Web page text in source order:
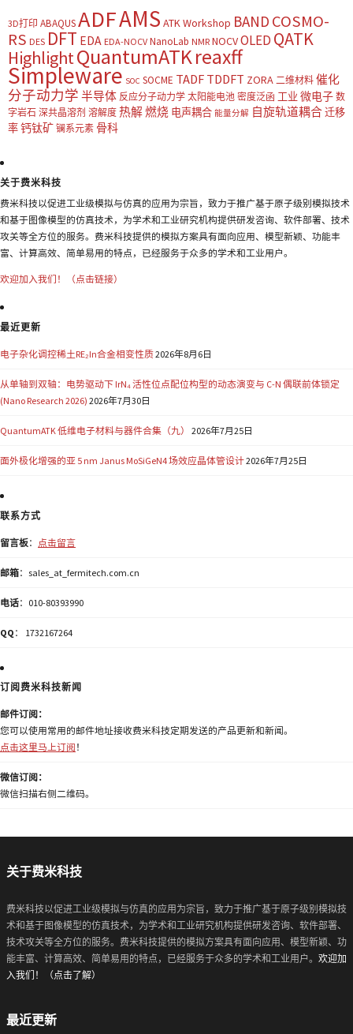
3D打印 ABAQUSADFAMS ATK Workshop BAND COSMO-
RS DES DFT EDA EDA-NOCV NanoLab NMR NOCVOLED QATK
HighlightQuantumATKreaxff
Simpleware SOC SOCME TADF TDDFT ZORA 二维材料 催化
分子动力学 半导体 反应分子动力学 太阳能电池 密度泛函 工业 微电子 数
字岩石 深共晶溶剂 溶解度 热解燃烧 电声耦合 能量分解 自旋轨道耦合迁移
率钙钛矿 镧系元素 骨科
关于费米科技
费米科技以促进工业级模拟与仿真的应用为宗旨，致力于推广基于原子级别模拟技术
和基于图像模型的仿真技术，为学术和工业研究机构提供研发咨询、软件部署、技术
攻关等全方位的服务。费米科技提供的模拟方案具有面向应用、模型新颖、功能丰
富、计算高效、简单易用的特点，已经服务于众多的学术和工业用户。
欢迎加入我们！（点击链接）
最近更新
电子杂化调控稀土RE₂In合金相变性质2026年8月6日
从单轴到双轴：电势驱动下 IrN₄ 活性位点配位构型的动态演变与 C-N 偶联前体锁定
(Nano Research 2026) 2026年7月30日
QuantumATK 低维电子材料与器件合集（九） 2026年7月25日
面外极化增强的亚 5 nm Janus MoSiGeN4 场效应晶体管设计2026年7月25日
联系方式
留言板： 点击留言
邮箱：sales_at_fermitech.com.cn
电话：010-80393990
QQ ： 1732167264
订阅费米科技新闻
邮件订阅：
您可以使用常用的邮件地址接收费米科技定期发送的产品更新和新闻。
点击这里马上订阅 ！
微信订阅：
微信扫描右侧二维码。
关于费米科技
费米科技以促进工业级模拟与仿真的应用为宗旨，致力于推广基于原子级别模拟技
术和基于图像模型的仿真技术，为学术和工业研究机构提供研发咨询、软件部署、
技术攻关等全方位的服务。费米科技提供的模拟方案具有面向应用、模型新颖、功
能丰富、计算高效、简单易用的特点，已经服务于众多的学术和工业用户。 欢迎加
入我们！（点击了解）
最近更新